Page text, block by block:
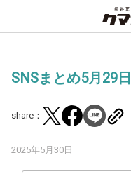
SNSまとめ5月29日
share：
2025年5月30日